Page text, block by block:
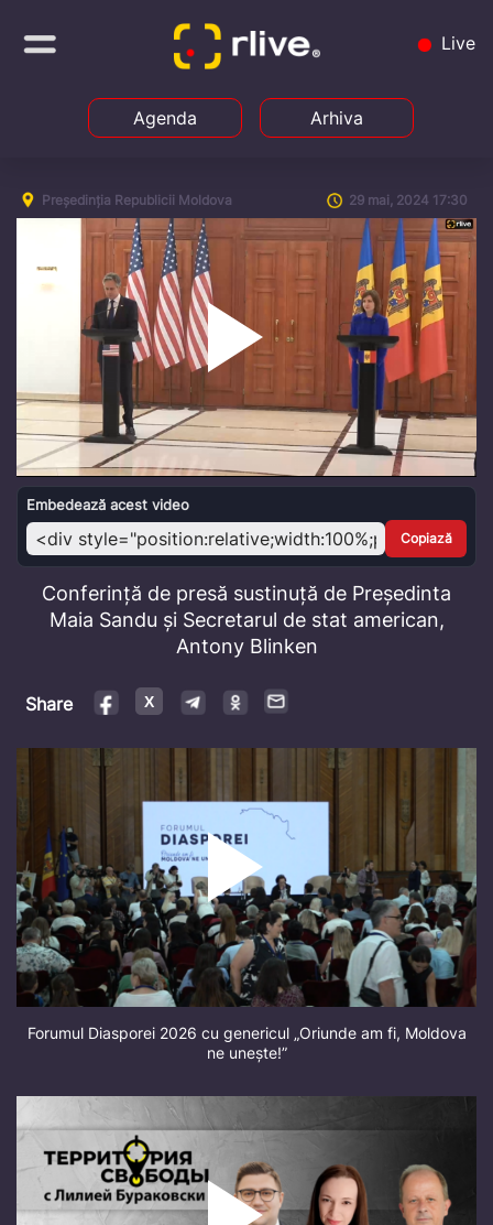
Live
Agenda Arhiva
Președinția Republicii Moldova 29 mai, 2024 17:30
Play
Video
Embedează acest video
Copiază
Conferință de presă sustinuță de Președinta
Maia Sandu și Secretarul de stat american,
Antony Blinken
Share
Forumul Diasporei 2026 cu genericul „Oriunde am fi, Moldova
ne unește!”